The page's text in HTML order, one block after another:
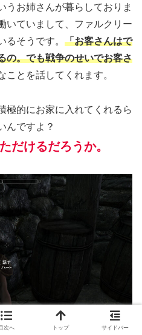
うお姉さんが暮らしておりま
いていまして、ファルクリー
るそうです。 「お客さんはで
の。でも戦争のせいでお客さ
ことを話してくれます。
極的にお家に入れてくれるら
んですよ？
だけるだろうか。
次へ トップ サイドバー